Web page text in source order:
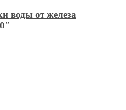
воды от железа